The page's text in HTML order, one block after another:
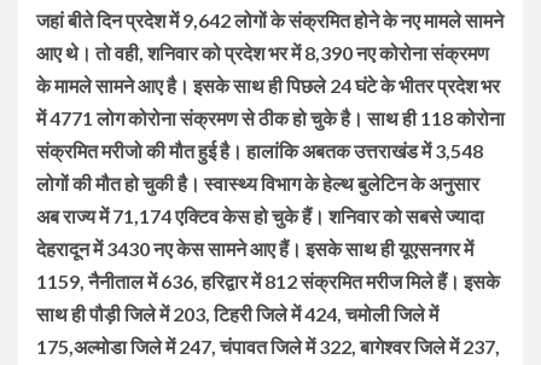
जहांबीतेदिनप्रदेशमें9,642लोगोंकेसंक्रमितहोनेकेनएमामलेसामने
आएथे। तोवही,शनिवारकोप्रदेशभरमें8,390नएकोरोनासंक्रमण
केमामलेसामनेआएहै। इसकेसाथहीपिछले24घंटेकेभीतरप्रदेशभर
में4771लोगकोरोनासंक्रमणसेठीकहोचुकेहै। साथही118कोरोना
संक्रमितमरीजोकीमौतहुईहै। हालांकिअबतकउत्तराखंडमें3,548
लोगोंकीमौतहोचुकीहै। स्वास्थ्यविभागकेहेल्थबुलेटिनकेअनुसार
अबराज्यमें71,174एक्टिवकेसहोचुकेहैं। शनिवारकोसबसेज्यादा
देहरादूनमें3430नएकेससामनेआएहैं। इसकेसाथहीयूएसनगरमें
1159,नैनीतालमें636,हरिद्वारमें812संक्रमितमरीजमिलेहैं। इसके
साथहीपौड़ीजिलेमें203,टिहरीजिलेमें424,चमोलीजिलेमें
175,अल्मोडाजिलेमें247,चंपावतजिलेमें322,बागेश्वरजिलेमें237,